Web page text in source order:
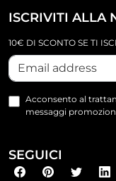
ISCRIVITI ALLA
10€ DI SCONTO SE TI
Acconsento al
messaggi
SEGUICI